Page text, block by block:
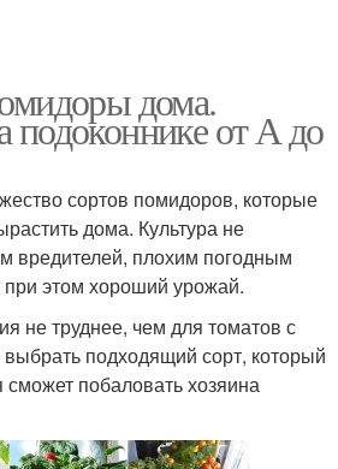
дома.
от А до
сортов помидоров, которые
дома. Культура не
вредителей, плохим погодным
этом хороший урожай.
не труднее, чем для томатов с
выбрать подходящий сорт, который
побаловать хозяина